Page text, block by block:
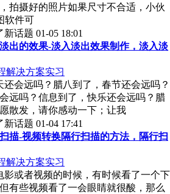
拍摄好的照片如果尺寸不合适，小伙
软件可
新话题 01-05 18:01
出的效果-淡入淡出效果制作，淡入淡
解决方案实习
会远吗？腊八到了，春节还会远吗？
远吗？信息到了，快乐还会远吗？腊
散发，请你感动一下；让我
新话题 01-04 17:41
描-视频转换隔行扫描的方法，隔行扫
解决方案实习
或者视频的时候，有时候看了一个下
有些视频看了一会眼睛就很酸，那么